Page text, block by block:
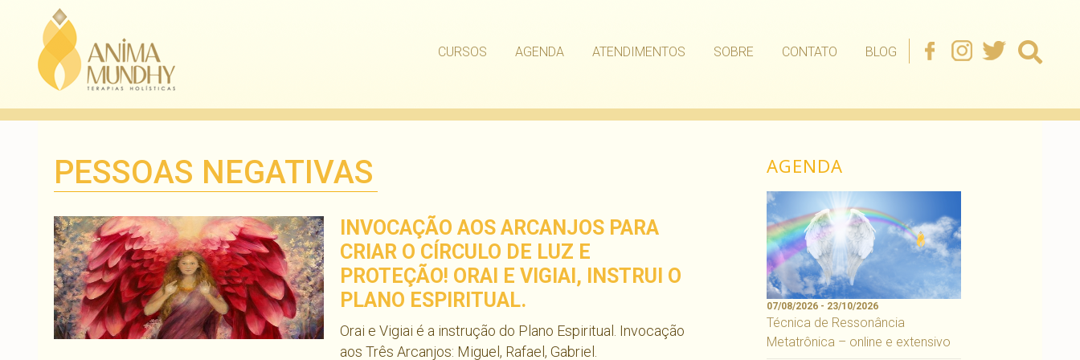
CURSOS AGENDA ATENDIMENTOS SOBRE CONTATO BLOG
PESSOAS NEGATIVAS
INVOCAÇÃO AOS ARCANJOS PARA
CRIAR O CÍRCULO DE LUZ E
PROTEÇÃO! ORAI E VIGIAI, INSTRUI O
PLANO ESPIRITUAL.
Orai e Vigiai é a instrução do Plano Espiritual. Invocação
aos Três Arcanjos: Miguel, Rafael, Gabriel.
AGENDA
07/08/2026 - 23/10/2026
Técnica de Ressonância
Metatrônica – online e extensivo